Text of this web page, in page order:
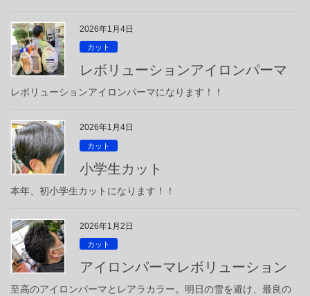
2026年1月4日
カット
レボリューションアイロンパーマ
レボリューションアイロンパーマになります！！
2026年1月4日
カット
小学生カット
本年、初小学生カットになります！！
2026年1月2日
カット
アイロンパーマレボリューション
至高のアイロンパーマとレアラカラー。明日の雪を避け、最良の